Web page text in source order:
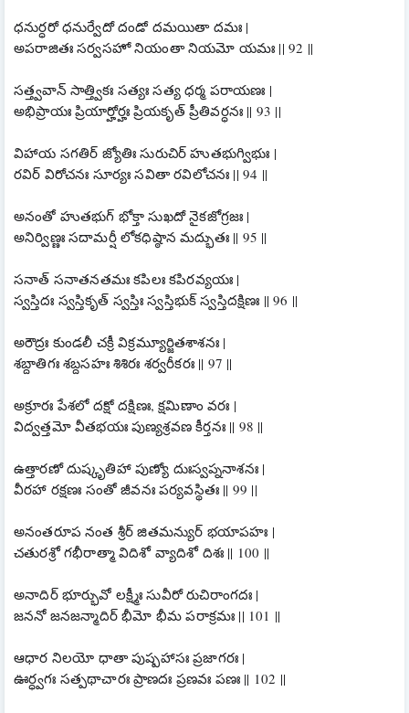
ధనుర్ధరో ధనుర్వేదో దండో దమయితా దమః |
అపరాజితః సర్వసహో నియంతా నియమో యమః || 92 ||
సత్త్వవాన్ సాత్త్వికః సత్యః సత్య ధర్మ పరాయణః |
అభిప్రాయః ప్రియార్హోర్హః ప్రియకృత్ ప్రీతివర్ధనః || 93 ||
విహాయ సగతిర్ జ్యోతిః సురుచిర్ హుతభుగ్విభుః |
రవిర్ విరోచనః సూర్యః సవితా రవిలోచనః || 94 ||
అనంతో హుతభుగ్ భోక్తా సుఖదో నైకజోగ్రజః |
అనిర్విణ్ణః సదామర్షీ లోకధిష్ఠాన మద్భుతః || 95 ||
సనాత్ సనాతనతమః కపిలః కపిరవ్యయః |
స్వస్తిదః స్వస్తికృత్ స్వస్తిః స్వస్తిభుక్ స్వస్తిదక్షిణః || 96 ||
అరౌద్రః కుండలీ చక్రీ విక్రమ్యూర్జితశాశనః |
శబ్దాతిగః శబ్దసహః శిశిరః శర్వరీకరః || 97 ||
అక్రూరః పేశలో దక్షో దక్షిణః, క్షమిణాం వరః |
విద్వత్తమో వీతభయః పుణ్యశ్రవణ కీర్తనః || 98 ||
ఉత్తారణో దుష్కృతిహా పుణ్యో దుఃస్వప్ననాశనః |
వీరహా రక్షణః సంతో జీవనః పర్యవస్థితః || 99 ||
అనంతరూప నంత శ్రీర్ జితమన్యుర్ భయాపహః |
చతురశ్రో గభీరాత్మా విదిశో వ్యాదిశో దిశః || 100 ||
అనాదిర్ భూర్భువో లక్ష్మీః సువీరో రుచిరాంగదః |
జననో జనజన్మాదిర్ భీమో భీమ పరాక్రమః || 101 ||
ఆధార నిలయో ధాతా పుష్పహాసః ప్రజాగరః |
ఊర్ధ్వగః సత్పథాచారః ప్రాణదః ప్రణవః పణః || 102 ||